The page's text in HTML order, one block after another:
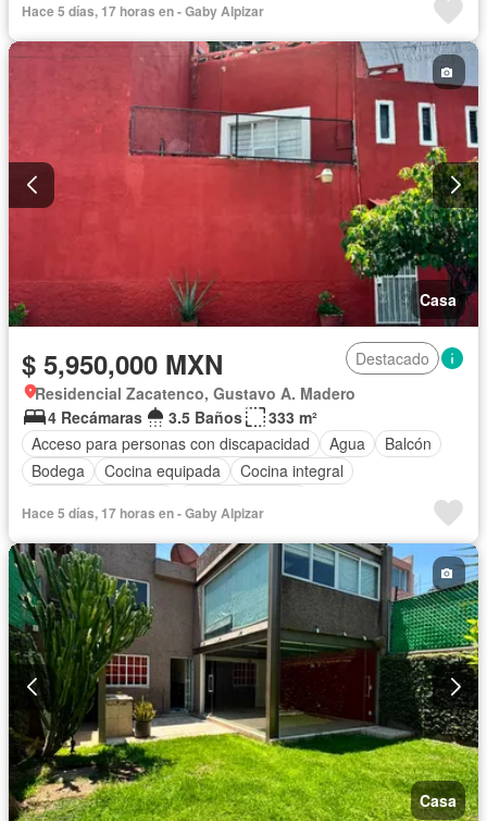
Despacho
Sala polivalente
Televisión por cable
Terraza
Vista panorámica Wifi Sin amueblar
Hace 5 días, 17 horas en - Gaby Alpizar
Casa
$ 5,950,000 MXN
Destacado
Residencial Zacatenco, Gustavo A. Madero
4 Recámaras
3.5 Baños
333 m²
Acceso para personas con discapacidad
Agua
Balcón
Bodega
Cocina equipada
Cocina integral
Recámara con closet
Sin amueblar
Hace 5 días, 17 horas en - Gaby Alpizar
Casa